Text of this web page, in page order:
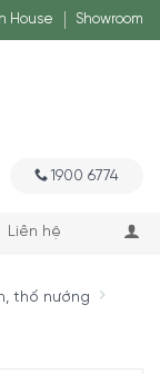
House Showroom
1900 6774
Liên hệ
thố nướng